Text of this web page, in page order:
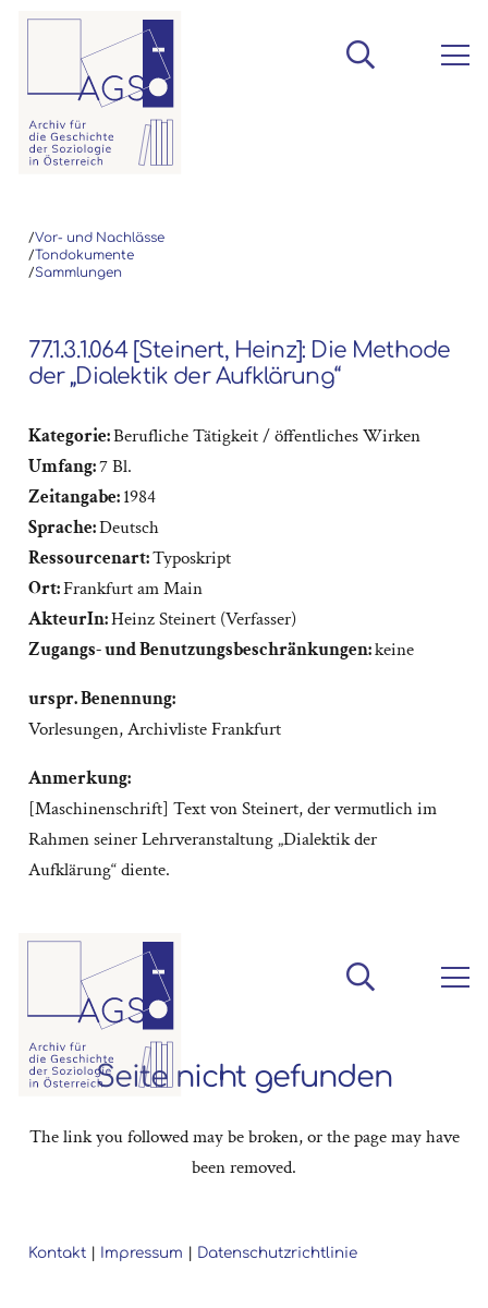
/Vor- und Nachlässe
/Tondokumente
/Sammlungen
77.1.3.1.064 [Steinert, Heinz]: Die Methode
der „Dialektik der Aufklärung“
Kategorie:Berufliche Tätigkeit / öffentliches Wirken
Umfang:7 Bl.
Zeitangabe:1984
Sprache:Deutsch
Ressourcenart:Typoskript
Ort:Frankfurt am Main
AkteurIn:Heinz Steinert (Verfasser)
Zugangs- und Benutzungsbeschränkungen:keine
urspr. Benennung:
Vorlesungen, Archivliste Frankfurt
Anmerkung:
[Maschinenschrift] Text von Steinert, der vermutlich im
Rahmen seiner Lehrveranstaltung „Dialektik der
Aufklärung“ diente.